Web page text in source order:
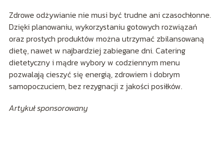
Zdrowe odżywianie nie musi być trudne ani czasochłonne.
Dzięki planowaniu, wykorzystaniu gotowych rozwiązań
oraz prostych produktów można utrzymać zbilansowaną
dietę, nawet w najbardziej zabiegane dni. Catering
dietetyczny i mądre wybory w codziennym menu
pozwalają cieszyć się energią, zdrowiem i dobrym
samopoczuciem, bez rezygnacji z jakości posiłków.
Artykuł sponsorowany